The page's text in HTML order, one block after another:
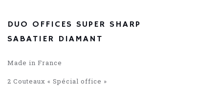
DUO OFFICES SUPER SHARP
SABATIER DIAMANT
Made in France
2 Couteaux « Spécial office »